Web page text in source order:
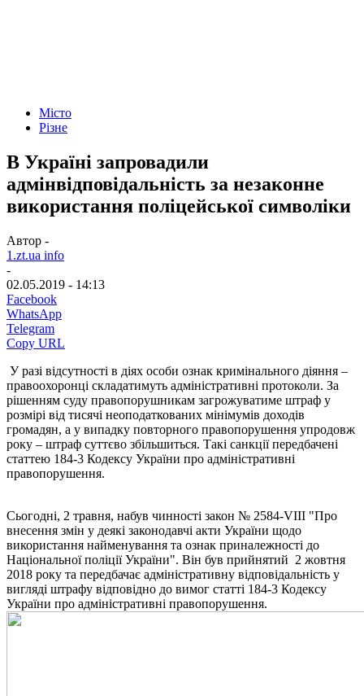
Місто
Різне
В Україні запровадили
адмінвідповідальність за незаконне
використання поліцейської символіки
Автор -
1.zt.ua info
-
02.05.2019 - 14:13
Facebook
WhatsApp
Telegram
Copy URL
У разі відсутності в діях особи ознак кримінального діяння –
правоохоронці складатимуть адміністративні протоколи. За
рішенням суду правопорушникам загрожуватиме штраф у
розмірі від тисячі неоподаткованих мінімумів доходів
громадян, а у випадку повторного правопорушення упродовж
року – штраф суттєво збільшиться. Такі санкції передбачені
статтею 184-3 Кодексу України про адміністративні
правопорушення.
Сьогодні, 2 травня, набув чинності закон № 2584-VIII "Про
внесення змін у деякі законодавчі акти України щодо
використання найменування та ознак приналежності до
Національної поліції України". Він був прийнятий 2 жовтня
2018 року та передбачає адміністративну відповідальність у
вигляді штрафу відповідно до вимог статті 184-3 Кодексу
України про адміністративні правопорушення.